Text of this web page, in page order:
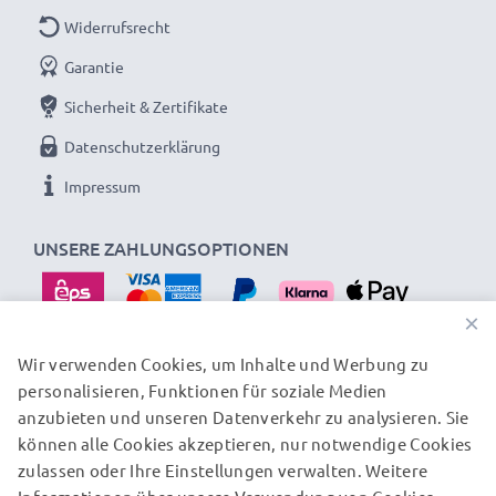
UNSERE ZAHLUNGSOPTIONEN
Widerrufsrecht
Garantie
Sicherheit & Zertifikate
Datenschutzerklärung
Impressum
UNSERE VERSANDPARTNER
© subtel.at 2026
×
Wir verwenden Cookies, um Inhalte und Werbung zu
personalisieren, Funktionen für soziale Medien
anzubieten und unseren Datenverkehr zu analysieren. Sie
können alle Cookies akzeptieren, nur notwendige Cookies
zulassen oder Ihre Einstellungen verwalten. Weitere